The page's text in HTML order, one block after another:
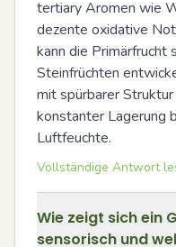
tertiary Aromen wie
dezente oxidative
kann die Primärfrucht
Steinfrüchten
mit spürbarer
konstanter Lagerung
Luftfeuchte.
Vollständige Antwort
Wie zeigt sich ein
sensorisch und